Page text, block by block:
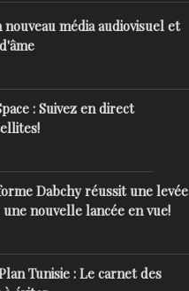
nouveau média audiovisuel et
: Suivez en direct
Dabchy réussit une levée
nouvelle lancée en vue!
Tunisie : Le carnet des